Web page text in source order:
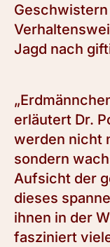
Jagd nach
erläutert Dr.
werden nicht
sondern
Aufsicht der
dieses
ihnen in der
fasziniert